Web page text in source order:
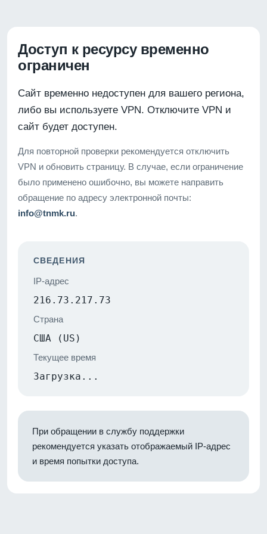
Доступ к ресурсу временно
ограничен
Сайт временно недоступен для вашего региона,
либо вы используете VPN. Отключите VPN и
сайт будет доступен.
Для повторной проверки рекомендуется отключить
VPN и обновить страницу. В случае, если ограничение
было применено ошибочно, вы можете направить
обращение по адресу электронной почты:
info@tnmk.ru.
СВЕДЕНИЯ
IP-адрес
216.73.217.73
Страна
США (US)
Текущее время
Загрузка...
При обращении в службу поддержки
рекомендуется указать отображаемый IP-адрес
и время попытки доступа.